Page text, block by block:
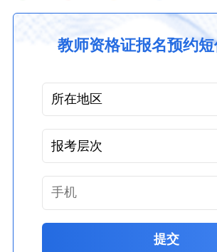
教师资格证报名预约
提交